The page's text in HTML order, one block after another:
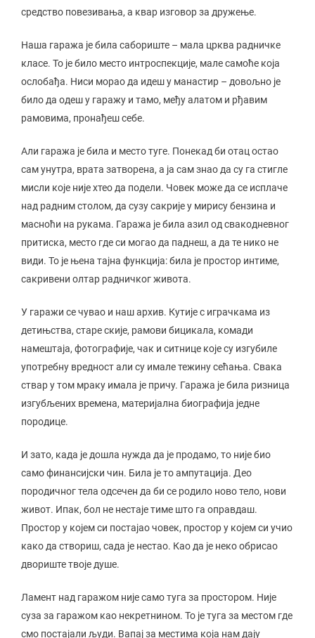
средство повезивања, а квар изговор за дружење.
Наша гаража је била сабориште – мала црква радничке
класе. То је било место интроспекције, мале самоће која
ослобађа. Ниси морао да идеш у манастир – довољно је
било да одеш у гаражу и тамо, међу алатом и рђавим
рамовима, пронађеш себе.
Али гаража је била и место туге. Понекад би отац остао
сам унутра, врата затворена, а ја сам знао да су га стигле
мисли које није хтео да подели. Човек може да се исплаче
над радним столом, да сузу сакрије у мирису бензина и
масноћи на рукама. Гаража је била азил од свакодневног
притиска, место где си могао да паднеш, а да те нико не
види. То је њена тајна функција: била је простор интиме,
сакривени олтар радничког живота.
У гаражи се чувао и наш архив. Кутије с играчкама из
детињства, старе скије, рамови бицикала, комади
намештаја, фотографије, чак и ситнице које су изгубиле
употребну вредност али су имале тежину сећања. Свака
ствар у том мраку имала је причу. Гаража је била ризница
изгубљених времена, материјална биографија једне
породице.
И зато, када је дошла нужда да је продамо, то није био
само финансијски чин. Била је то ампутација. Део
породичног тела одсечен да би се родило ново тело, нови
живот. Ипак, бол не нестаје тиме што га оправдаш.
Простор у којем си постајао човек, простор у којем си учио
како да створиш, сада је нестао. Као да је неко обрисао
двориште твоје душе.
Ламент над гаражом није само туга за простором. Није
суза за гаражом као некретнином. То је туга за местом где
смо постајали људи. Вапај за местима која нам дају